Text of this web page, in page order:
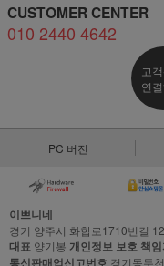
CUSTOMER CENTER
010 2440 4642
고
연
PC 버전
이쁘니네
경기 양주시 화합로1710번길
대표 양기봉 개인정보 보호 책
통신판매업신고번호 경기동두